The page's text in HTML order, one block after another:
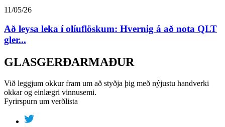
11/05/26
Að leysa leka í olíuflöskum: Hvernig á að nota QLT
gler...
GLASGERÐARMAÐUR
Við leggjum okkur fram um að styðja þig með nýjustu handverki
okkar og einlægri vinnusemi.
Fyrirspurn um verðlista